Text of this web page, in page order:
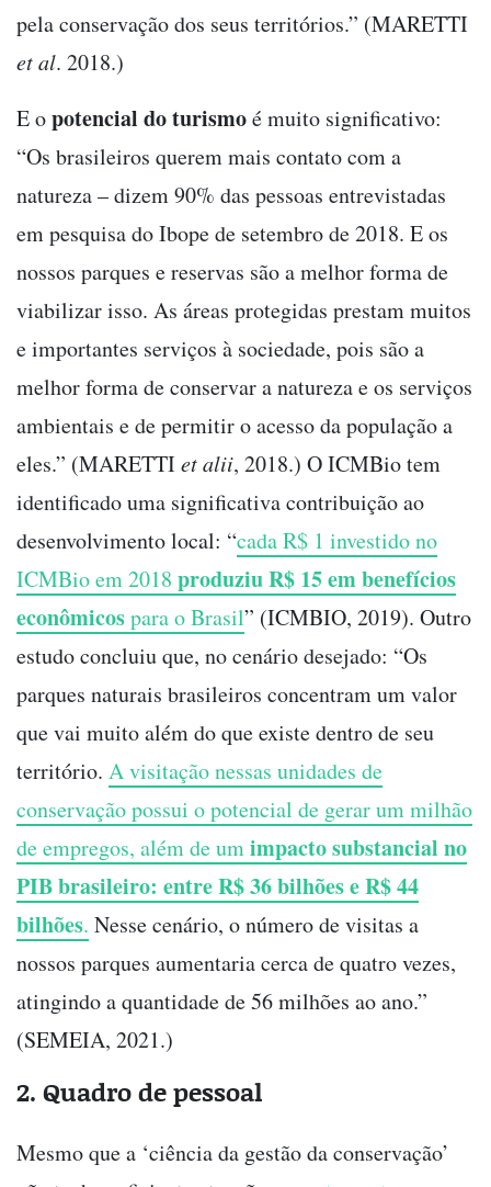
pela conservação dos seus territórios.” (MARETTI
et al. 2018.)
E opotencial do turismoé muito significativo:
“Os brasileiros querem mais contato com a
natureza – dizem 90% das pessoas entrevistadas
em pesquisa do Ibope de setembro de 2018. E os
nossos parques e reservas são a melhor forma de
viabilizar isso. As áreas protegidas prestam muitos
e importantes serviços à sociedade, pois são a
melhor forma de conservar a natureza e os serviços
ambientais e de permitir o acesso da população a
eles.” (MARETTIet alii, 2018.) O ICMBio tem
identificado uma significativa contribuição ao
desenvolvimento local: “cada R$ 1 investido no
ICMBio em 2018 produziu R$ 15 em benefícios
econômicospara o Brasil” (ICMBIO, 2019). Outro
estudo concluiu que, no cenário desejado: “Os
parques naturais brasileiros concentram um valor
que vai muito além do que existe dentro de seu
território. A visitação nessas unidades de
conservação possui o potencial de gerar um milhão
de empregos, além de umimpacto substancial no
PIB brasileiro: entre R$ 36 bilhões e R$ 44
bilhões. Nesse cenário, o número de visitas a
nossos parques aumentaria cerca de quatro vezes,
atingindo a quantidade de 56 milhões ao ano.”
(SEMEIA, 2021.)
2. Quadro de pessoal
Mesmo que a ‘ciência da gestão da conservação’